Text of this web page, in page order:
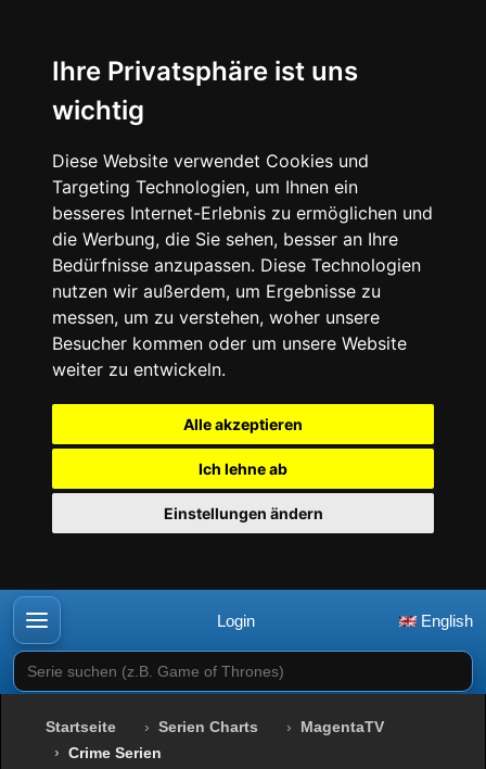
Ihre Privatsphäre ist uns
wichtig
Diese Website verwendet Cookies und
Targeting Technologien, um Ihnen ein
besseres Internet-Erlebnis zu ermöglichen und
die Werbung, die Sie sehen, besser an Ihre
Bedürfnisse anzupassen. Diese Technologien
nutzen wir außerdem, um Ergebnisse zu
messen, um zu verstehen, woher unsere
Besucher kommen oder um unsere Website
weiter zu entwickeln.
Alle akzeptieren
Ich lehne ab
Einstellungen ändern
Login English
Serie suchen (z.B. Game of Thrones)
Startseite Serien Charts
MagentaTV
Crime Serien